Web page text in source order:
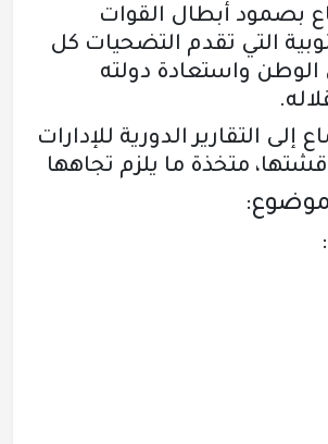
بصمود أبطال القوات
التي تقدم التضحيات كل
واستعادة دولته
إلى التقارير الدورية للإدارات
متخذة ما يلزم تجاهها